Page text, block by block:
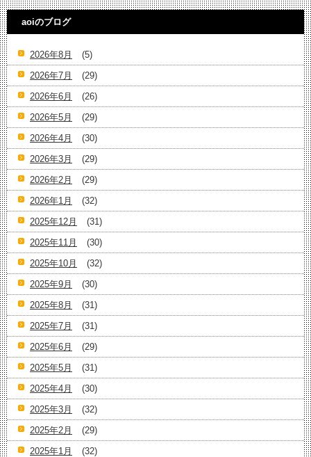
aoiのブログ
2026年8月
(5)
2026年7月
(29)
2026年6月
(26)
2026年5月
(29)
2026年4月
(30)
2026年3月
(29)
2026年2月
(29)
2026年1月
(32)
2025年12月
(31)
2025年11月
(30)
2025年10月
(32)
2025年9月
(30)
2025年8月
(31)
2025年7月
(31)
2025年6月
(29)
2025年5月
(31)
2025年4月
(30)
2025年3月
(32)
2025年2月
(29)
2025年1月
(32)